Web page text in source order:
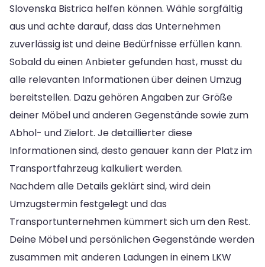
Slovenska Bistrica helfen können. Wähle sorgfältig
aus und achte darauf, dass das Unternehmen
zuverlässig ist und deine Bedürfnisse erfüllen kann.
Sobald du einen Anbieter gefunden hast, musst du
alle relevanten Informationen über deinen Umzug
bereitstellen. Dazu gehören Angaben zur Größe
deiner Möbel und anderen Gegenstände sowie zum
Abhol- und Zielort. Je detaillierter diese
Informationen sind, desto genauer kann der Platz im
Transportfahrzeug kalkuliert werden.
Nachdem alle Details geklärt sind, wird dein
Umzugstermin festgelegt und das
Transportunternehmen kümmert sich um den Rest.
Deine Möbel und persönlichen Gegenstände werden
zusammen mit anderen Ladungen in einem LKW